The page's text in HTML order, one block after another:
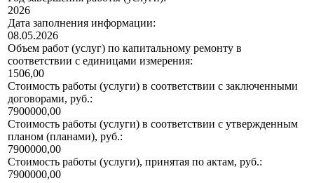
2026
Дата заполнения информации:
08.05.2026
Объем работ (услуг) по капитальному ремонту в
соответствии с единицами измерения:
1506,00
Стоимость работы (услуги) в соответствии с заключенными
договорами, руб.:
7900000,00
Стоимость работы (услуги) в соответствии с утвержденным
планом (планами), руб.:
7900000,00
Стоимость работы (услуги), принятая по актам, руб.:
7900000,00